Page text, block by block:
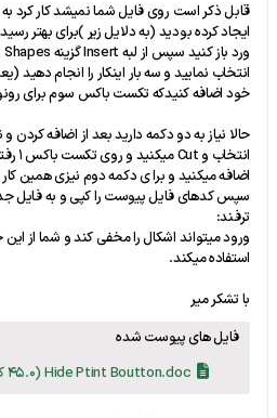
قابل ذکر است روی فایل شما نمیشد کار کرد
ایجاد کرده بودید (به دلایل زیر )برای بهتر
انتخاب نمایید و سه بار اینکار را انجام
خود اضافه کنیدکه تکست باکس سوم برای
اضافه میکنید و برا ی دکمه دوم نیزی همین کار
سپس کدهای فایل پیوست را کپی و به فایل
ترفند:
ورود میتواند اشکال را مخفی کند و شما از
استفاده میکند.
با تشکر میر
فایل های پیوست شده
Hide Ptint Boutton.doc (45.0 کیلو بایت, مشاهدات 32)